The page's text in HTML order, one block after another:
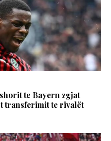
te Bayern zgjat
transferimit te rivalët